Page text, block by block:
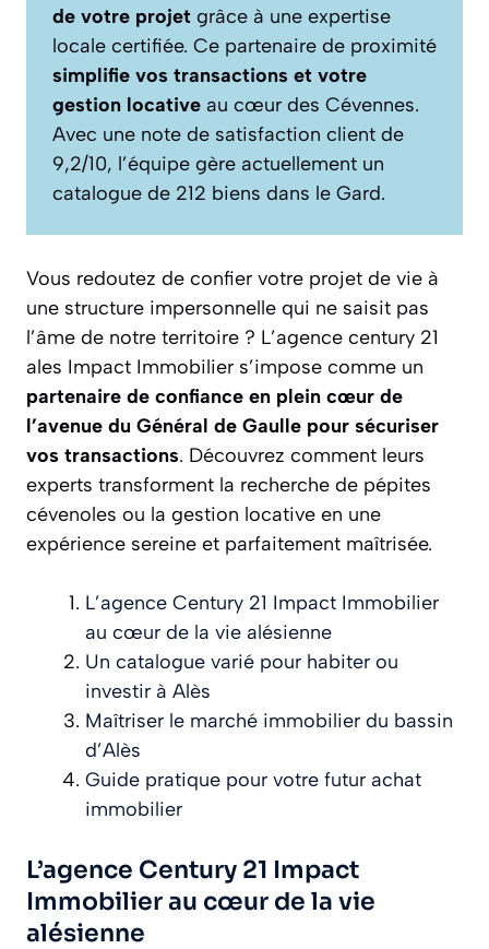
de votre projet grâce à une expertise
locale certifiée. Ce partenaire de proximité
simplifie vos transactions et votre
gestion locative au cœur des Cévennes.
Avec une note de satisfaction client de
9,2/10, l’équipe gère actuellement un
catalogue de 212 biens dans le Gard.
Vous redoutez de confier votre projet de vie à
une structure impersonnelle qui ne saisit pas
l’âme de notre territoire ? L’agence century 21
ales Impact Immobilier s’impose comme un
partenaire de confiance en plein cœur de
l’avenue du Général de Gaulle pour sécuriser
vos transactions. Découvrez comment leurs
experts transforment la recherche de pépites
cévenoles ou la gestion locative en une
expérience sereine et parfaitement maîtrisée.
L’agence Century 21 Impact Immobilier
au cœur de la vie alésienne
Un catalogue varié pour habiter ou
investir à Alès
Maîtriser le marché immobilier du bassin
d’Alès
Guide pratique pour votre futur achat
immobilier
L’agence Century 21 Impact
Immobilier au cœur de la vie
alésienne